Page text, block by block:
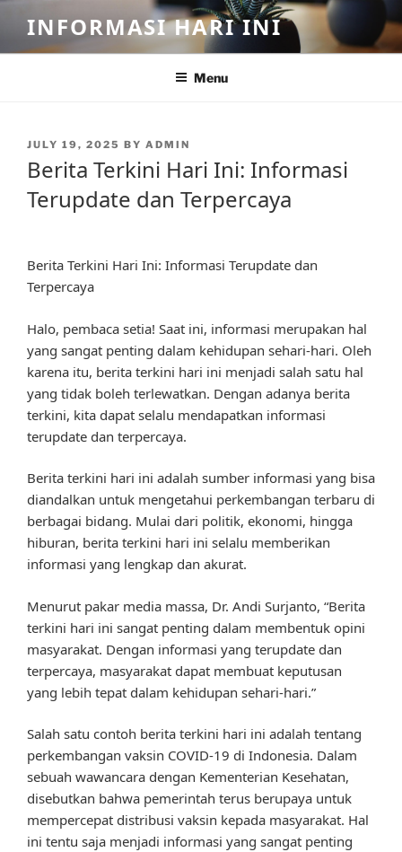
content
INFORMASI HARI INI
Menu
POSTED
JULY 19, 2025 BY ADMIN
Berita Terkini Hari Ini: Informasi
Terupdate dan Terpercaya
Berita Terkini Hari Ini: Informasi Terupdate dan
Terpercaya
Halo, pembaca setia! Saat ini, informasi merupakan hal
yang sangat penting dalam kehidupan sehari-hari. Oleh
karena itu, berita terkini hari ini menjadi salah satu hal
yang tidak boleh terlewatkan. Dengan adanya berita
terkini, kita dapat selalu mendapatkan informasi
terupdate dan terpercaya.
Berita terkini hari ini adalah sumber informasi yang bisa
diandalkan untuk mengetahui perkembangan terbaru di
berbagai bidang. Mulai dari politik, ekonomi, hingga
hiburan, berita terkini hari ini selalu memberikan
informasi yang lengkap dan akurat.
Menurut pakar media massa, Dr. Andi Surjanto, “Berita
terkini hari ini sangat penting dalam membentuk opini
masyarakat. Dengan informasi yang terupdate dan
terpercaya, masyarakat dapat membuat keputusan
yang lebih tepat dalam kehidupan sehari-hari.”
Salah satu contoh berita terkini hari ini adalah tentang
perkembangan vaksin COVID-19 di Indonesia. Dalam
sebuah wawancara dengan Kementerian Kesehatan,
disebutkan bahwa pemerintah terus berupaya untuk
mempercepat distribusi vaksin kepada masyarakat. Hal
ini tentu saja menjadi informasi yang sangat penting